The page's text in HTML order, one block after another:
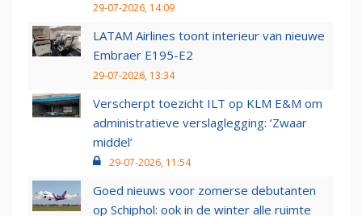
29-07-2026, 14:09
LATAM Airlines toont interieur van nieuwe
Embraer E195-E2
29-07-2026, 13:34
Verscherpt toezicht ILT op KLM E&M om
administratieve verslaglegging: ‘Zwaar
middel’
29-07-2026, 11:54
Goed nieuws voor zomerse debutanten
op Schiphol: ook in de winter alle ruimte